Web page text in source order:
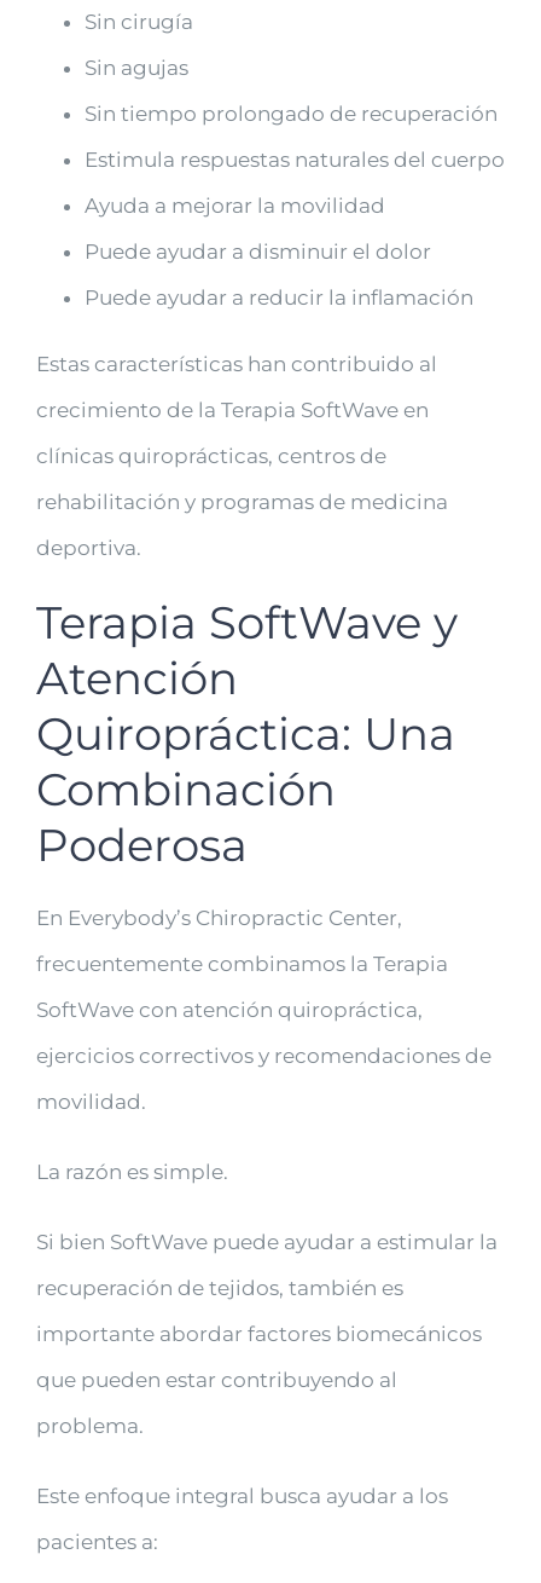
Sin cirugía
Sin agujas
Sin tiempo prolongado de recuperación
Estimula respuestas naturales del cuerpo
Ayuda a mejorar la movilidad
Puede ayudar a disminuir el dolor
Puede ayudar a reducir la inflamación
Estas características han contribuido al
crecimiento de la Terapia SoftWave en
clínicas quiroprácticas, centros de
rehabilitación y programas de medicina
deportiva.
Terapia SoftWave y
Atención
Quiropráctica: Una
Combinación
Poderosa
En Everybody’s Chiropractic Center,
frecuentemente combinamos la Terapia
SoftWave con atención quiropráctica,
ejercicios correctivos y recomendaciones de
movilidad.
La razón es simple.
Si bien SoftWave puede ayudar a estimular la
recuperación de tejidos, también es
importante abordar factores biomecánicos
que pueden estar contribuyendo al
problema.
Este enfoque integral busca ayudar a los
pacientes a: